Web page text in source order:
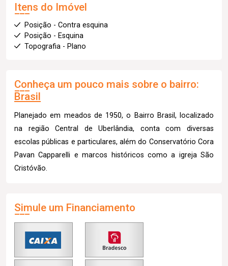
Itens do Imóvel
Posição - Contra esquina
Posição - Esquina
Topografia - Plano
Conheça um pouco mais sobre o bairro:
Brasil
Planejado em meados de 1950, o Bairro Brasil, localizado
na região Central de Uberlândia, conta com diversas
escolas públicas e particulares, além do Conservatório Cora
Pavan Capparelli e marcos históricos como a igreja São
Cristóvão.
Simule um Financiamento